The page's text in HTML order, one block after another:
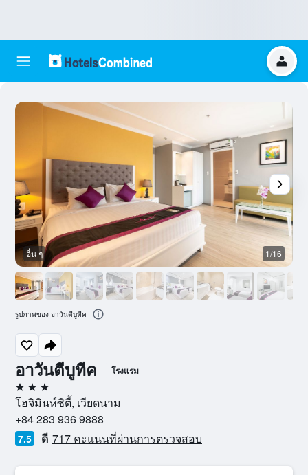
อาวันตีบูทีค โรงแรม
3 ดาว
โฮจิมินห์ซิตี้, เวียดนาม
+84 283 936 9888
7.5 ดี 717 คะแนนที่ผ่านการตรวจสอบ
อื่น ๆ 1/16
รูปภาพของ อาวันตีบูทีค